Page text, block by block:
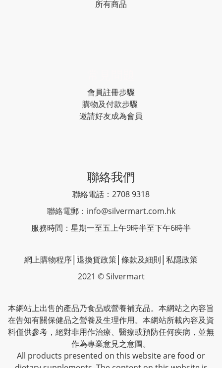
所有商品
會員註冊步驟
購物及付款步驟
邀請好友成為會員
聯絡我們
聯絡電話：2708 9318
聯絡電郵： info@silvermart.com.hk
服務時間：星期一至五上午9時半至下午6時半
網上購物程序 退換貨政策 條款及細則 私隱政策
2021 © Silvermart
本網站上出售的產品乃食品或營養補充品。本網站之內容旨
在告知有關保健品之營養及生理作用。本網站所載內容及資
料僅供參考，絕對非用作治療、醫療或預防任何疾病，並無
作為專業意見之意圖。
All products presented on this website are food or